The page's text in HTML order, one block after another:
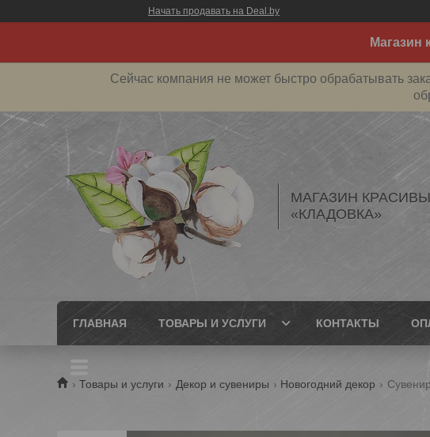
Начать продавать на Deal.by
Магазин
Сейчас компания не может быстро обрабатывать
МАГАЗИН
«КЛАДОВКА»
ГЛАВНАЯ ТОВАРЫ И УСЛУГИ КОНТАКТЫ
Товары и услуги Декор и сувениры Новогодний декор